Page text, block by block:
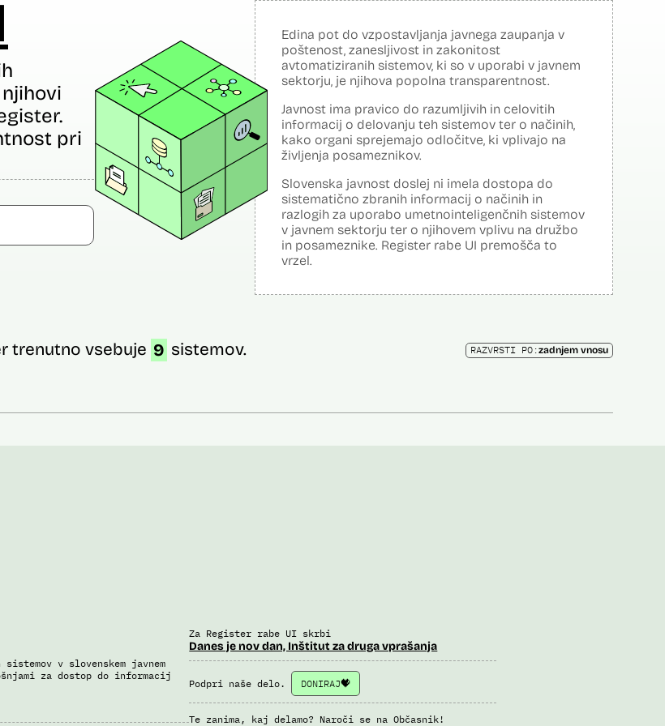
pri
Edina pot do vzpostavljanja javnega zaupanja v
poštenost, zanesljivost in zakonitost
avtomatiziranih sistemov, ki so v uporabi v javnem
sektorju, je njihova popolna transparentnost.
Javnost ima pravico do razumljivih in celovitih
informacij o delovanju teh sistemov ter o načinih,
kako organi sprejemajo odločitve, ki vplivajo na
življenja posameznikov.
Slovenska javnost doslej ni imela dostopa do
sistematično zbranih informacij o načinih in
razlogih za uporabo umetnointeligenčnih sistemov
v javnem sektorju ter o njihovem vplivu na družbo
in posameznike. Register rabe UI premošča to
vrzel.
trenutno vsebuje 9 sistemov. RAZVRSTI PO:zadnjem vnosu
v slovenskem javnem
za dostop do informacij
Za Register rabe UI skrbi
Danes je nov dan, Inštitut za druga vprašanja
Podpri naše delo. DONIRAJ
Te zanima, kaj delamo? Naroči se na Občasnik!